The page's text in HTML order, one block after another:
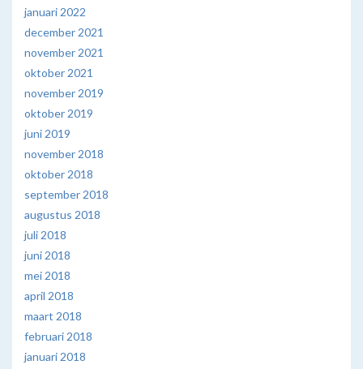
januari 2022
december 2021
november 2021
oktober 2021
november 2019
oktober 2019
juni 2019
november 2018
oktober 2018
september 2018
augustus 2018
juli 2018
juni 2018
mei 2018
april 2018
maart 2018
februari 2018
januari 2018